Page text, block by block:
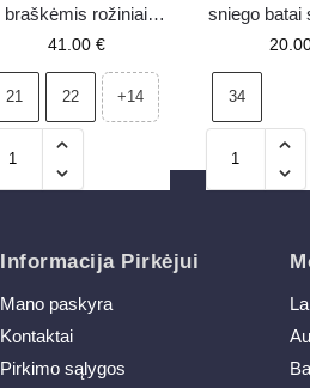
braškėmis rožiniai
Gracina
41.00 €
21 22 +14
sniego batai
tamsiai
34
Informacija Pirkėjui
Mano paskyra
Kontaktai
Pirkimo sąlygos